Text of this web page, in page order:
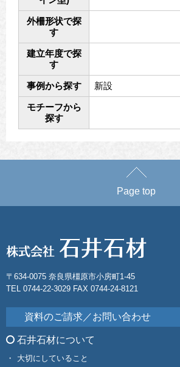
外柵形状で探
す
建立年度で探
す
事例から探す 新設
モチーフから
探す
Page top
〒634-0075 奈良県橿原市小房町1-45
TEL 0744-22-3029 FAX 0744-24-8121
資料のご請求／お問い合わせ
石井石材について
大切にしていること